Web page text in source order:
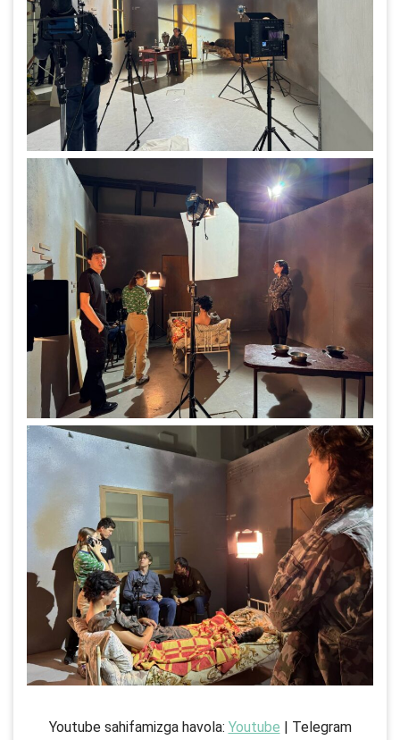
Youtube sahifamizga havola: Youtube | Telegram